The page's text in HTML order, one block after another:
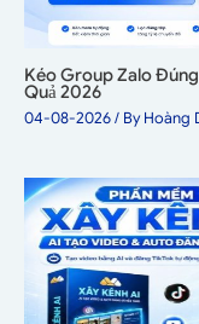
Kéo Group Zalo Đúng
Quả 2026
04-08-2026/ ByHoàng